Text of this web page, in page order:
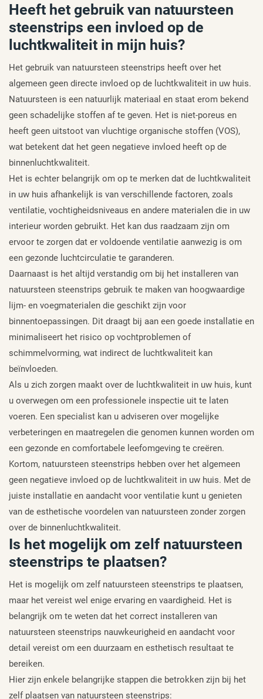
Heeft het gebruik van natuursteen
steenstrips een invloed op de
luchtkwaliteit in mijn huis?
Het gebruik van natuursteen steenstrips heeft over het
algemeen geen directe invloed op de luchtkwaliteit in uw huis.
Natuursteen is een natuurlijk materiaal en staat erom bekend
geen schadelijke stoffen af te geven. Het is niet-poreus en
heeft geen uitstoot van vluchtige organische stoffen (VOS),
wat betekent dat het geen negatieve invloed heeft op de
binnenluchtkwaliteit.
Het is echter belangrijk om op te merken dat de luchtkwaliteit
in uw huis afhankelijk is van verschillende factoren, zoals
ventilatie, vochtigheidsniveaus en andere materialen die in uw
interieur worden gebruikt. Het kan dus raadzaam zijn om
ervoor te zorgen dat er voldoende ventilatie aanwezig is om
een gezonde luchtcirculatie te garanderen.
Daarnaast is het altijd verstandig om bij het installeren van
natuursteen steenstrips gebruik te maken van hoogwaardige
lijm- en voegmaterialen die geschikt zijn voor
binnentoepassingen. Dit draagt bij aan een goede installatie en
minimaliseert het risico op vochtproblemen of
schimmelvorming, wat indirect de luchtkwaliteit kan
beïnvloeden.
Als u zich zorgen maakt over de luchtkwaliteit in uw huis, kunt
u overwegen om een professionele inspectie uit te laten
voeren. Een specialist kan u adviseren over mogelijke
verbeteringen en maatregelen die genomen kunnen worden om
een gezonde en comfortabele leefomgeving te creëren.
Kortom, natuursteen steenstrips hebben over het algemeen
geen negatieve invloed op de luchtkwaliteit in uw huis. Met de
juiste installatie en aandacht voor ventilatie kunt u genieten
van de esthetische voordelen van natuursteen zonder zorgen
over de binnenluchtkwaliteit.
Is het mogelijk om zelf natuursteen
steenstrips te plaatsen?
Het is mogelijk om zelf natuursteen steenstrips te plaatsen,
maar het vereist wel enige ervaring en vaardigheid. Het is
belangrijk om te weten dat het correct installeren van
natuursteen steenstrips nauwkeurigheid en aandacht voor
detail vereist om een duurzaam en esthetisch resultaat te
bereiken.
Hier zijn enkele belangrijke stappen die betrokken zijn bij het
zelf plaatsen van natuursteen steenstrips: